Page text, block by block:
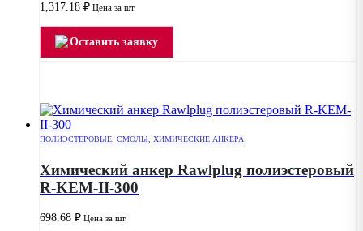
1,317.18 ₽ Цена за шт.
Оставить заявку
ПОЛИЭСТЕРОВЫЕ, СМОЛЫ, ХИМИЧЕСКИЕ АНКЕРА
Химический анкер Rawlplug полиэстеровый
R-KEM-II-300
698.68 ₽ Цена за шт.